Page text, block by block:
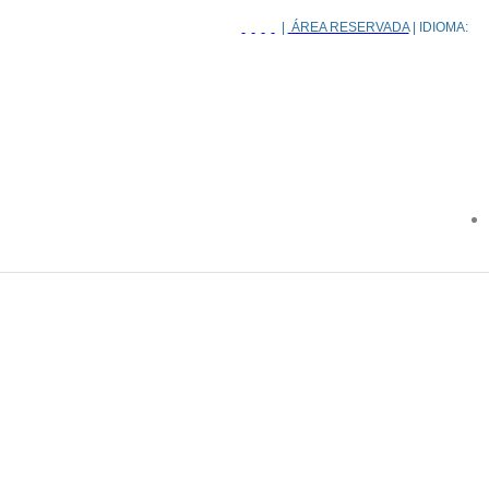
ÁREA RESERVADA| IDIOMA: